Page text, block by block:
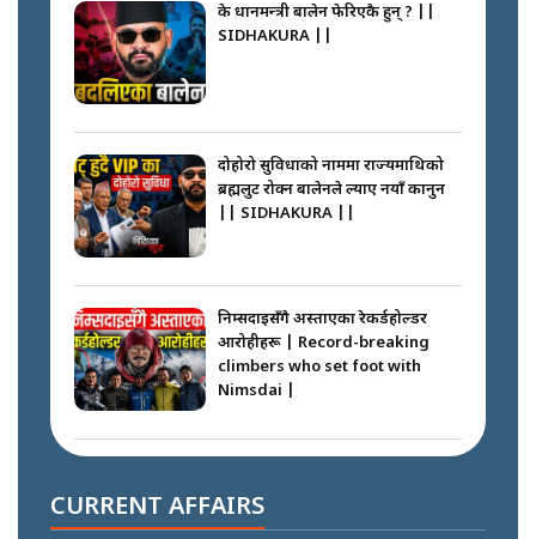
के प्रधानमन्त्री बालेन फेरिएकै हुन् ? ||
SIDHAKURA ||
दोहोरो सुविधाको नाममा राज्यमाथिको
ब्रह्मलुट रोक्न बालेनले ल्याए नयाँ कानुन
|| SIDHAKURA ||
निम्सदाइसँगै अस्ताएका रेकर्डहोल्डर
आरोहीहरू | Record-breaking
climbers who set foot with
Nimsdai |
अपराध श्रृङ्खला || SIDHAKURA ||
CURRENT AFFAIRS